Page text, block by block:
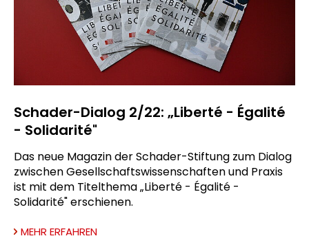
Schader-Dialog 2/22: „Liberté - Égalité
- Solidarité"
Das neue Magazin der Schader-Stiftung zum Dialog
zwischen Gesellschaftswissenschaften und Praxis
ist mit dem Titelthema „Liberté - Égalité -
Solidarité" erschienen.
MEHR ERFAHREN